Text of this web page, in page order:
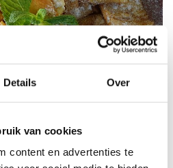
Details Over
van cookies
content en advertenties te